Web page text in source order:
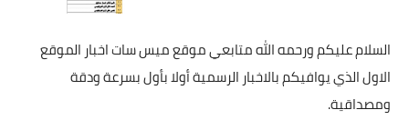
السلام عليكم ورحمه الله متابعي موقع ميس سات اخبار الموقع
الاول الذي يوافيكم بالاخبار الرسمية أولا بأول بسرعة ودقة
ومصداقية.